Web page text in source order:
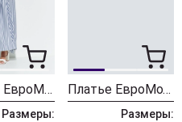
Сарафан ЕвроМода 683
Размеры:
Платье ЕвроМода 410 бирюзовый
Размеры: